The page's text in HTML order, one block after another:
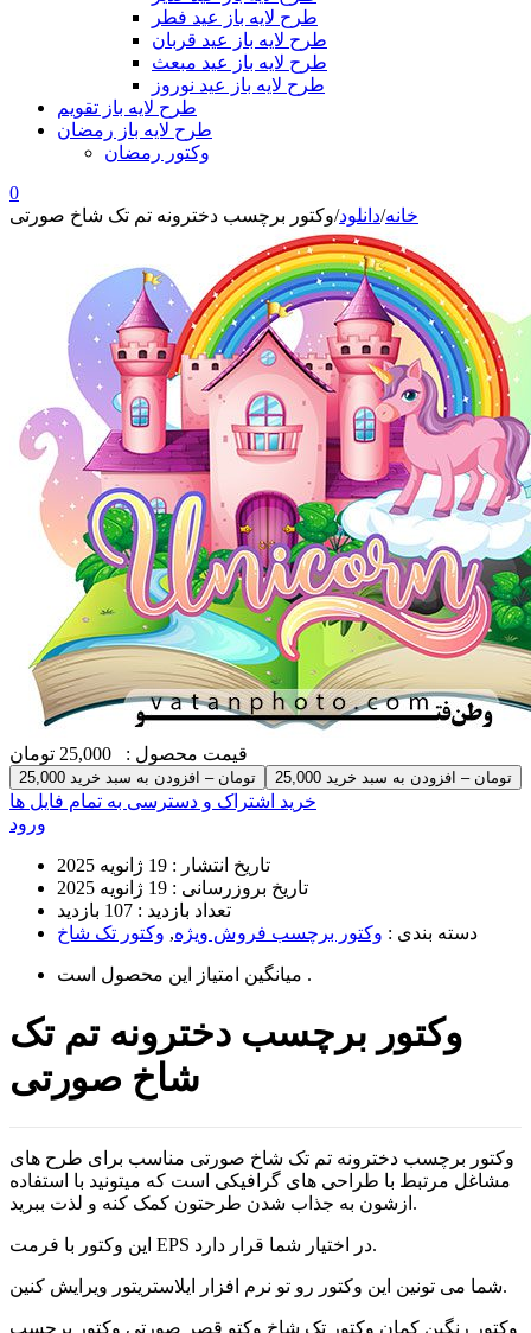
طرح لایه باز عید فطر
طرح لایه باز عید قربان
طرح لایه باز عید مبعث
طرح لایه باز عید نوروز
طرح لایه باز تقویم
طرح لایه باز رمضان
وکتور رمضان
0
خانه/دانلود/وکتور برچسب دخترونه تم تک شاخ صورتی
قیمت محصول : 25,000 تومان
25,000 تومان – افزودن به سبد خرید
خرید اشتراک و دسترسی به تمام فایل ها
ورود
تاریخ انتشار : 19 ژانویه 2025
تاریخ بروزرسانی : 19 ژانویه 2025
تعداد بازدید : 107 بازدید
دسته بندی : وکتور برچسب فروش ویژه, وکتور تک شاخ
میانگین امتیاز این محصول است .
وکتور برچسب دخترونه تم تک
شاخ صورتی
وکتور برچسب دخترونه تم تک شاخ صورتی مناسب برای طرح های
مشاغل مرتبط با طراحی های گرافیکی است که میتونید با استفاده
ازشون به جذاب شدن طرحتون کمک کنه و لذت ببرید.
این وکتور با فرمت EPS در اختیار شما قرار دارد.
شما می تونین این وکتور رو تو نرم افزار ایلاستریتور ویرایش کنین.
وکتور رنگین کمان وکتور تک شاخ وکتو قصر صورتی وکتور برچسب